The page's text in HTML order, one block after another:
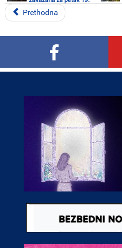
jun 2026.Prethodna